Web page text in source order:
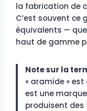
la fabrication de
C’est souvent ce
équivalents —
haut de gamme
Note sur la
« aramide »
est une
produisent